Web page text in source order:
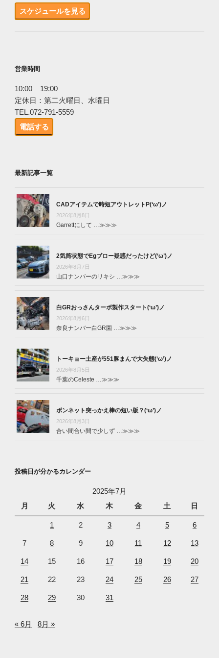
スケジュールを見る
営業時間
10:00 – 19:00
定休日：第二火曜日、水曜日
TEL.072-791-5559
電話する
最新記事一覧
CADアイテムで時短アウトレットP(‘ω’)ノ
2026年8月8日
Garrettにして …≫≫≫
2気筒状態でEgブロー疑惑だったけど(‘ω’)ノ
2026年8月7日
山口ナンバーのリキシ …≫≫≫
白GRおっさんターボ製作スタート(‘ω’)ノ
2026年8月6日
奈良ナンバー白GR園 …≫≫≫
トーキョー土産が551豚まんで大失態(‘ω’)ノ
2026年8月5日
千葉のCeleste …≫≫≫
ボンネット突っかえ棒の短い版？(‘ω’)ノ
2026年8月3日
合い間合い間で少しず …≫≫≫
投稿日が分かるカレンダー
2025年7月
月
火 水 木 金 土 日
1 2 3 4 5 6
7 8 9 10 11 12 13
14 15 16 17 18 19 20
21 22 23 24 25 26 27
28 29 30 31
« 6月 8月 »